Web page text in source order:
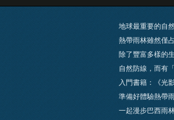
地球最重要的自
熱帶雨林雖然僅
除了豐富多樣的
自然防線，而有
入門書籍：《光
準備好體驗熱帶
一起漫步巴西雨